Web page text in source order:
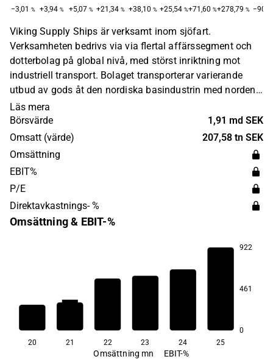
−3,01 % +3,94 % +5,07 % +21,34 % +38,10 % +25,54 %+71,60 %+278,79 %
Viking Supply Ships är verksamt inom sjöfart.
Verksamheten bedrivs via via flertal affärssegment och
dotterbolag på global nivå, med störst inriktning mot
industriell transport. Bolaget transporterar varierande
utbud av gods åt den nordiska basindustrin med norden
som geografisk bas. Störst aktivitet återfinns inom
offshore och isbrytning i framför allt arktiska och
subarktiska områden.
Läs mera
Börsvärde
1,91 md SEK
Omsatt (värde)
207,58 tn SEK
Omsättning
EBIT%
P/E
Direktavkastnings- %
Omsättning & EBIT-%
922
461
0
−37,5
20 21 22 23 24 25
Omsättning mn EBIT-%